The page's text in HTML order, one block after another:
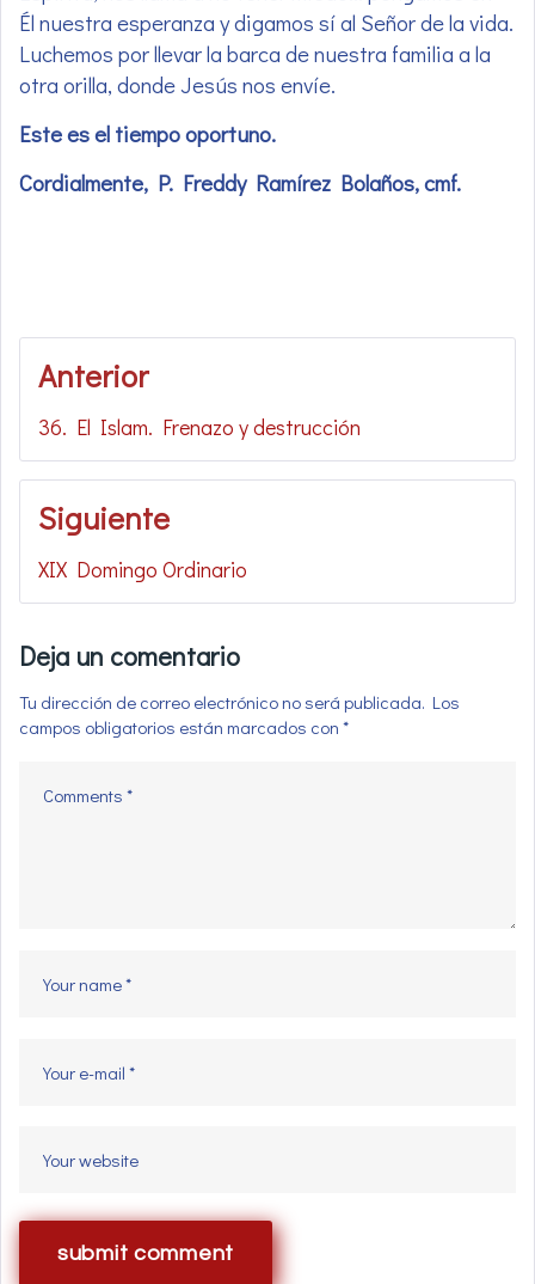
Él nuestra esperanza y digamos sí al Señor de la vida.
Luchemos por llevar la barca de nuestra familia a la
otra orilla, donde Jesús nos envíe.
Este es el tiempo oportuno.
Cordialmente, P. Freddy Ramírez Bolaños, cmf.
Navegación
de
entradas
Anterior
36. El Islam. Frenazo y destrucción
Siguiente
XIX Domingo Ordinario
Deja un comentario
Tu dirección de correo electrónico no será publicada. Los
campos obligatorios están marcados con *